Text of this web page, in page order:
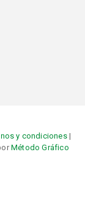
y condiciones|
Método Gráfico